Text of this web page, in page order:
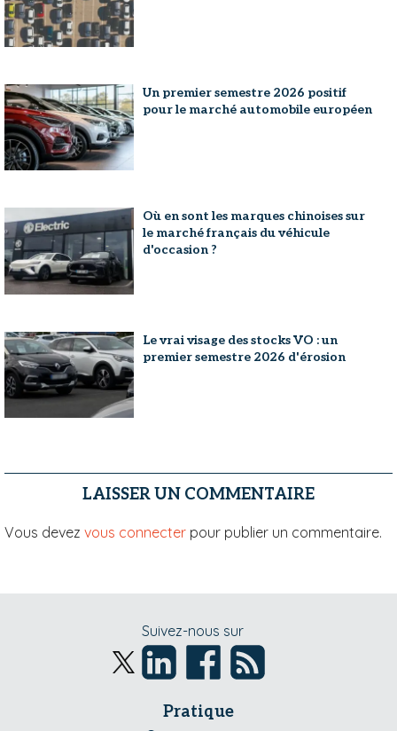
Un premier semestre 2026 positif
pour le marché automobile européen
Où en sont les marques chinoises sur
le marché français du véhicule
d'occasion ?
Le vrai visage des stocks VO : un
premier semestre 2026 d'érosion
LAISSER UN COMMENTAIRE
Vous devez vous connecter pour publier un commentaire.
Suivez-nous sur
Pratique